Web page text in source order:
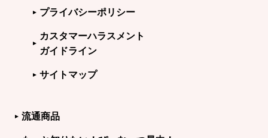
プライバシーポリシー
カスタマーハラスメント
ガイドライン
サイトマップ
流通商品